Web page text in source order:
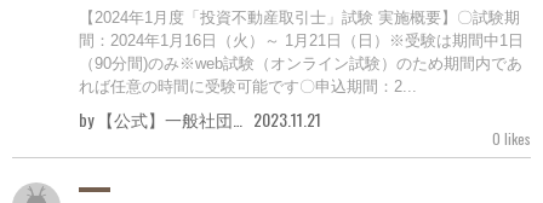
【2024年1月度「投資不動産取引士」試験 実施概要】〇試験期
間：2024年1月16日（火）～ 1月21日（日）※受験は期間中1日
（90分間)のみ​※web試験（オンライン試験）のため期間内であ
れば任意の時間に受験可能です〇申込期間：2...
2023.11.21
0 likes